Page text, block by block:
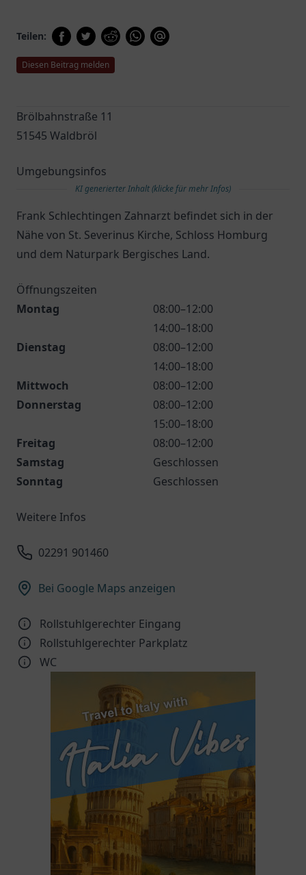
Teilen:
Diesen Beitrag melden
Brölbahnstraße 11
51545 Waldbröl
Umgebungsinfos
KI generierter Inhalt (klicke für mehr Infos)
Frank Schlechtingen Zahnarzt befindet sich in der
Nähe von St. Severinus Kirche, Schloss Homburg
und dem Naturpark Bergisches Land.
Öffnungszeiten
Montag
08:00–12:00
14:00–18:00
Dienstag
08:00–12:00
14:00–18:00
Mittwoch
08:00–12:00
Donnerstag
08:00–12:00
15:00–18:00
Freitag
08:00–12:00
Samstag
Geschlossen
Sonntag
Geschlossen
Weitere Infos
02291 901460
Bei Google Maps anzeigen
Rollstuhlgerechter Eingang
Rollstuhlgerechter Parkplatz
WC